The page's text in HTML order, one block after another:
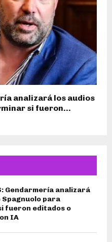
analizará los audios
si fueron...
Gendarmería analizará
Spagnuolo para
fueron editados o
IA